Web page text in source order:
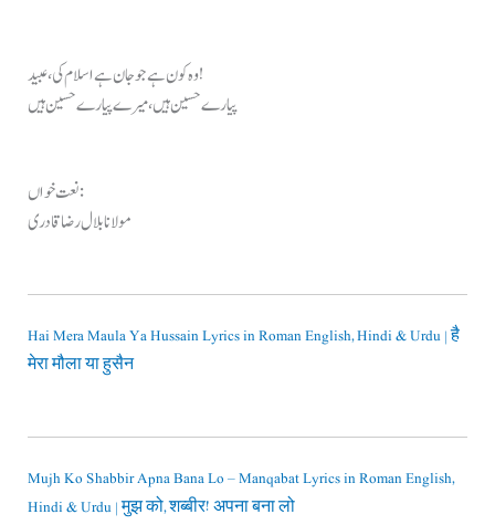
وہ کون ہے جو جان ہے اسلام کی، عبید!
پیارے حسین ہیں، میرے پیارے حسین ہیں
نعت خواں:
مولانا بلال رضا قادری
Hai Mera Maula Ya Hussain Lyrics in Roman English, Hindi & Urdu | है
मेरा मौला या हुसैन
Mujh Ko Shabbir Apna Bana Lo – Manqabat Lyrics in Roman English,
Hindi & Urdu | मुझ को, शब्बीर! अपना बना लो